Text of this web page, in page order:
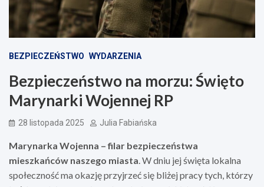
BEZPIECZEŃSTWO WYDARZENIA
Bezpieczeństwo na morzu: Święto
Marynarki Wojennej RP
28 listopada 2025 Julia Fabiańska
Marynarka Wojenna – filar bezpieczeństwa
mieszkańców naszego miasta . W dniu jej święta lokalna
społeczność ma okazję przyjrzeć się bliżej pracy tych, którzy